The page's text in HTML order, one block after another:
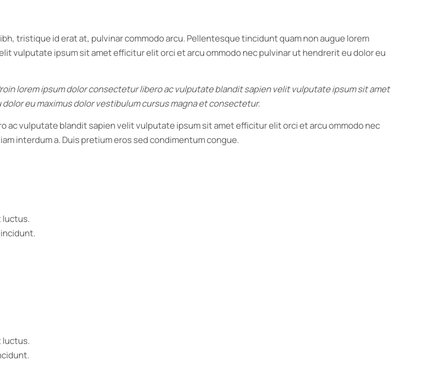
tristique id erat at, pulvinar commodo arcu. Pellentesque tincidunt quam non augue lorem
vulputate ipsum sit amet efficitur elit orci et arcu ommodo nec pulvinar ut hendrerit eu dolor eu
lorem ipsum dolor consectetur libero ac vulputate blandit sapien velit vulputate ipsum sit amet
eu maximus dolor vestibulum cursus magna et consectetur.
ac vulputate blandit sapien velit vulputate ipsum sit amet efficitur elit orci et arcu ommodo nec
interdum a. Duis pretium eros sed condimentum congue.
luctus.
luctus.